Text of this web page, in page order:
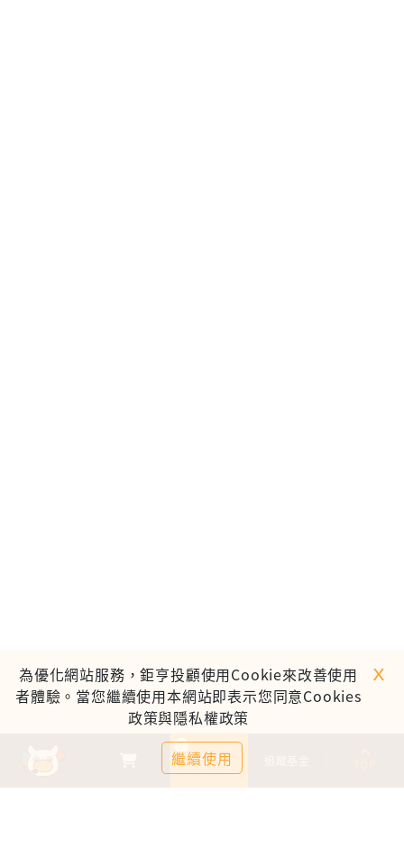
基金比較
0
為優化網站服務，鉅亨投顧使用Cookie來改善使用
者體驗。當您繼續使用本網站即表示您同意Cookies
政策與隱私權政策
繼續使用
ｘ